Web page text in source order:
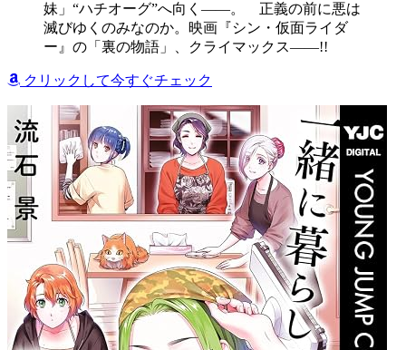
妹」“ハチオーグ”へ向く――。 正義の前に悪は
滅びゆくのみなのか。映画『シン・仮面ライダ
ー』の「裏の物語」、クライマックス――!!
クリックして今すぐチェック